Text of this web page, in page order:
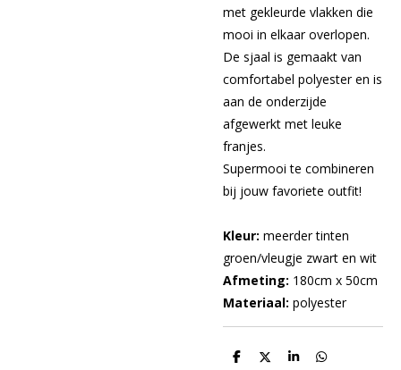
met gekleurde vlakken die
mooi in elkaar overlopen.
De sjaal is gemaakt van
comfortabel polyester en is
aan de onderzijde
afgewerkt met leuke
franjes.
Supermooi te combineren
bij jouw favoriete outfit!
Kleur: meerder tinten
groen/vleugje zwart en wit
Afmeting: 180cm x 50cm
Materiaal: polyester
D
D
S
D